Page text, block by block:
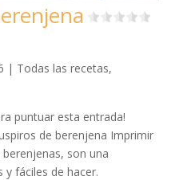
| Todas las recetas,
puntuar esta entrada!
de berenjena Imprimir
son una
y fáciles de hacer.